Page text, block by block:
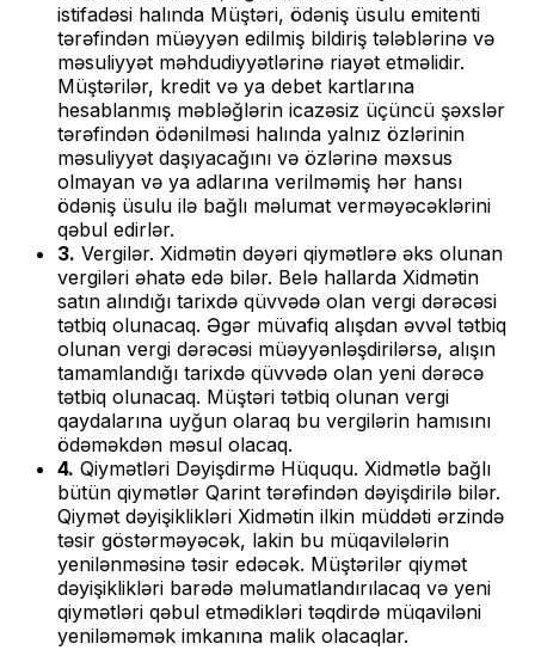
istifadəsi halında Müştəri, ödəniş üsulu emitenti
tərəfindən müəyyən edilmiş bildiriş tələblərinə və
məsuliyyət məhdudiyyətlərinə riayət etməlidir.
Müştərilər, kredit və ya debet kartlarına
hesablanmış məbləğlərin icazəsiz üçüncü şəxslər
tərəfindən ödənilməsi halında yalnız özlərinin
məsuliyyət daşıyacağını və özlərinə məxsus
olmayan və ya adlarına verilməmiş hər hansı
ödəniş üsulu ilə bağlı məlumat verməyəcəklərini
qəbul edirlər.
3. Vergilər. Xidmətin dəyəri qiymətlərə əks olunan
vergiləri əhatə edə bilər. Belə hallarda Xidmətin
satın alındığı tarixdə qüvvədə olan vergi dərəcəsi
tətbiq olunacaq. Əgər müvafiq alışdan əvvəl tətbiq
olunan vergi dərəcəsi müəyyənləşdirilərsə, alışın
tamamlandığı tarixdə qüvvədə olan yeni dərəcə
tətbiq olunacaq. Müştəri tətbiq olunan vergi
qaydalarına uyğun olaraq bu vergilərin hamısını
ödəməkdən məsul olacaq.
4. Qiymətləri Dəyişdirmə Hüququ. Xidmətlə bağlı
bütün qiymətlər Qarint tərəfindən dəyişdirilə bilər.
Qiymət dəyişiklikləri Xidmətin ilkin müddəti ərzində
təsir göstərməyəcək, lakin bu müqavilələrin
yenilənməsinə təsir edəcək. Müştərilər qiymət
dəyişiklikləri barədə məlumatlandırılacaq və yeni
qiymətləri qəbul etmədikləri təqdirdə müqaviləni
yeniləməmək imkanına malik olacaqlar.